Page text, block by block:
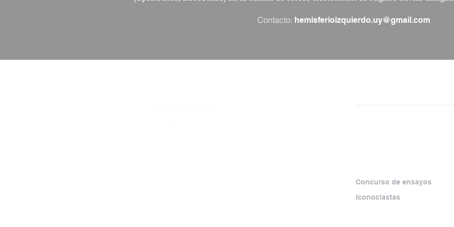
Contacto: hemisferioizquierdo.uy@gmail.com
Concurso de ensayos
Iconoclastas